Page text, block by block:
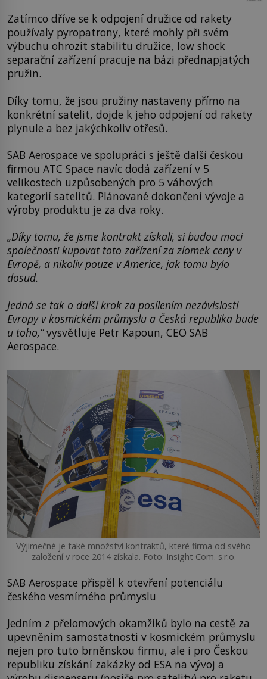
Zatímco dříve se k odpojení družice od rakety
používaly pyropatrony, které mohly při svém
výbuchu ohrozit stabilitu družice, low shock
separační zařízení pracuje na bázi přednapjatých
pružin.
Díky tomu, že jsou pružiny nastaveny přímo na
konkrétní satelit, dojde k jeho odpojení od rakety
plynule a bez jakýchkoliv otřesů.
SAB Aerospace ve spolupráci s ještě další českou
firmou ATC Space navíc dodá zařízení v 5
velikostech uzpůsobených pro 5 váhových
kategorií satelitů. Plánované dokončení vývoje a
výroby produktu je za dva roky.
„Díky tomu, že jsme kontrakt získali, si budou moci
společnosti kupovat toto zařízení za zlomek ceny v
Evropě, a nikoliv pouze v Americe, jak tomu bylo
dosud.
Jedná se tak o další krok za posílením nezávislosti
Evropy v kosmickém průmyslu a Česká republika bude
u toho,”vysvětluje Petr Kapoun, CEO SAB
Aerospace.
Výjimečné je také množství kontraktů, které firma od svého
založení v roce 2014 získala. Foto: Insight Com. s.r.o.
SAB Aerospace přispěl k otevření potenciálu
českého vesmírného průmyslu
Jedním z přelomových okamžiků bylo na cestě za
upevněním samostatnosti v kosmickém průmyslu
nejen pro tuto brněnskou firmu, ale i pro Českou
republiku získání zakázky od ESA na vývoj a